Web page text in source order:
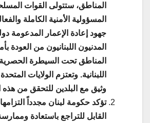
المناطق، ستتولى القوات
المسؤولية الأمنية الكاملة
جهود إعادة الإعمار المدعومة
المدنيون اللبنانيون من العودة
المناطق تحت السيطرة
اللبنانية. وتعتزم الولايات
وثيق مع البلدين للتحقق من هذه
تؤكد حكومة لبنان مجدداً
القابل للتراجع باستعادة